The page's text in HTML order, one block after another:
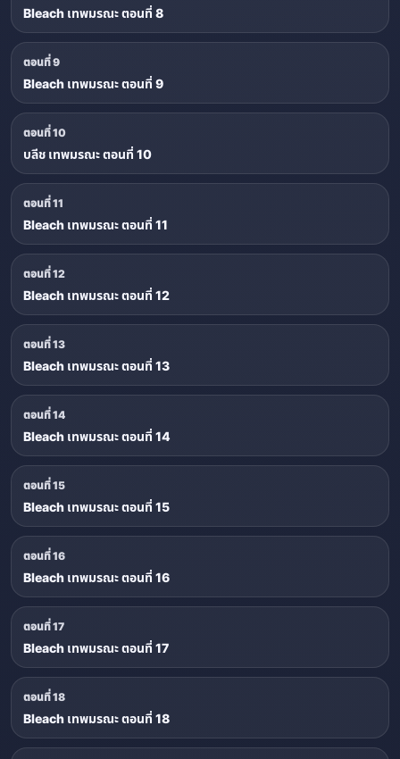
Bleach เทพมรณะ ตอนที่ 8
ตอนที่ 9
Bleach เทพมรณะ ตอนที่ 9
ตอนที่ 10
บลีช เทพมรณะ ตอนที่ 10
ตอนที่ 11
Bleach เทพมรณะ ตอนที่ 11
ตอนที่ 12
Bleach เทพมรณะ ตอนที่ 12
ตอนที่ 13
Bleach เทพมรณะ ตอนที่ 13
ตอนที่ 14
Bleach เทพมรณะ ตอนที่ 14
ตอนที่ 15
Bleach เทพมรณะ ตอนที่ 15
ตอนที่ 16
Bleach เทพมรณะ ตอนที่ 16
ตอนที่ 17
Bleach เทพมรณะ ตอนที่ 17
ตอนที่ 18
Bleach เทพมรณะ ตอนที่ 18